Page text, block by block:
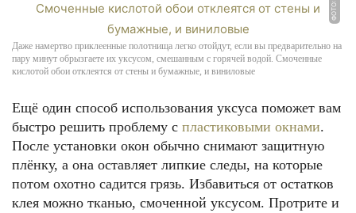
Даже намертво приклеенные полотнища легко отойдут, если вы предварительно на
пару минут обрызгаете их уксусом, смешанным с горячей водой. Смоченные
кислотой обои отклеятся от стены и бумажные, и виниловые
Ещё один способ использования уксуса поможет вам
быстро решить проблему с пластиковыми окнами.
После установки окон обычно снимают защитную
плёнку, а она оставляет липкие следы, на которые
потом охотно садится грязь. Избавиться от остатков
клея можно тканью, смоченной уксусом. Протрите и